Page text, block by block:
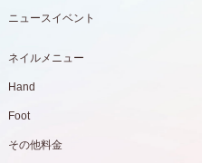
ニュースイベント
ネイルメニュー
Hand
Foot
その他料金